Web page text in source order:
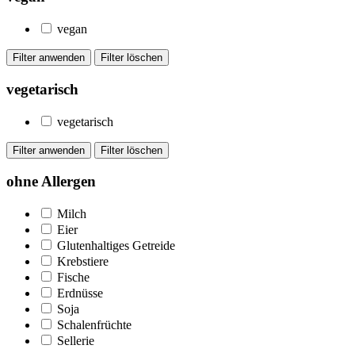
vegan
vegetarisch
vegetarisch
ohne Allergen
Milch
Eier
Glutenhaltiges Getreide
Krebstiere
Fische
Erdnüsse
Soja
Schalenfrüchte
Sellerie